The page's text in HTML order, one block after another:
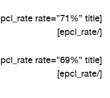
[/epcl_rate]
[/epcl_rate]